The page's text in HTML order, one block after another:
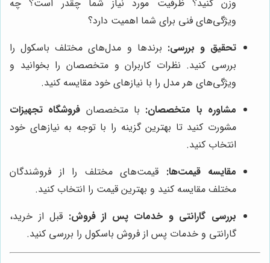
وزن کنید؟ ظرفیت مورد نیاز شما چقدر است؟ چه
ویژگی‌های فنی برای شما اهمیت دارد؟
تحقیق و بررسی: برندها و مدل‌های مختلف باسکول را
بررسی کنید. نظرات کاربران و متخصصان را بخوانید و
ویژگی‌های هر مدل را با نیازهای خود مقایسه کنید.
مشاوره با متخصصان: با متخصصان فروشگاه تجهیزات
مشورت کنید تا بهترین گزینه را با توجه به نیازهای خود
انتخاب کنید.
مقایسه قیمت‌ها: قیمت‌های مختلف را از فروشندگان
مختلف مقایسه کنید و بهترین قیمت را انتخاب کنید.
بررسی گارانتی و خدمات پس از فروش: قبل از خرید،
گارانتی و خدمات پس از فروش باسکول را بررسی کنید.